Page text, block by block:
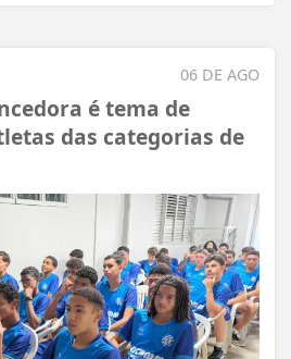
06 DE AGO
é tema de
das categorias de